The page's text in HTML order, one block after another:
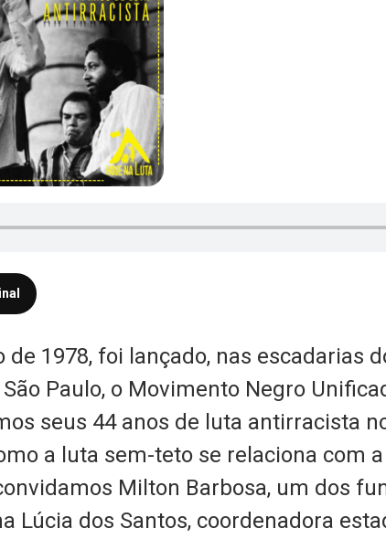
de 1978, foi lançado, nas escadarias
Paulo, o Movimento Negro
seus 44 anos de luta antirracista
a luta sem-teto se relaciona com
Milton Barbosa, um dos
Lúcia dos Santos, coordenadora